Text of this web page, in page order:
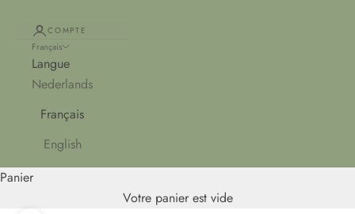
COMPTE
Français
Langue
Nederlands
Français
English
Panier
Votre panier est vide